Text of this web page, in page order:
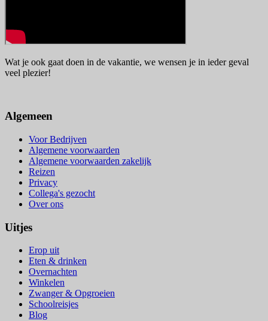
Wat je ook gaat doen in de vakantie, we wensen je in ieder geval
veel plezier!
Algemeen
Voor Bedrijven
Algemene voorwaarden
Algemene voorwaarden zakelijk
Reizen
Privacy
Collega's gezocht
Over ons
Uitjes
Erop uit
Eten & drinken
Overnachten
Winkelen
Zwanger & Opgroeien
Schoolreisjes
Blog